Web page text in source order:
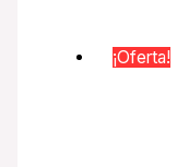
¡Oferta!